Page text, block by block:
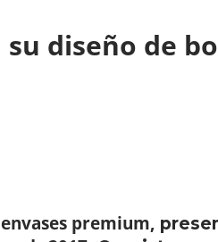
diseño de
premium,